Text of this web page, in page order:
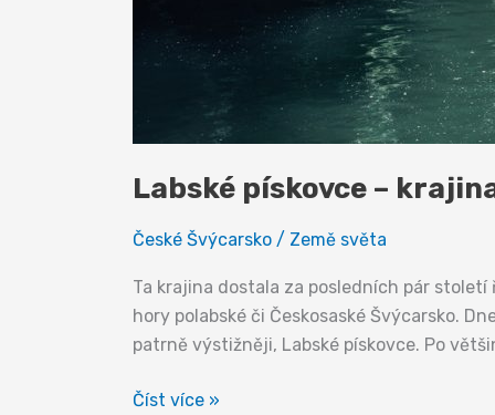
Labské pískovce –
České Švýcarsko / Země světa
Ta krajina dostala za posledních pár
hory polabské či Českosaské Švýcarsko.
patrně výstižněji, Labské pískovce. Po
Labské
Číst více »